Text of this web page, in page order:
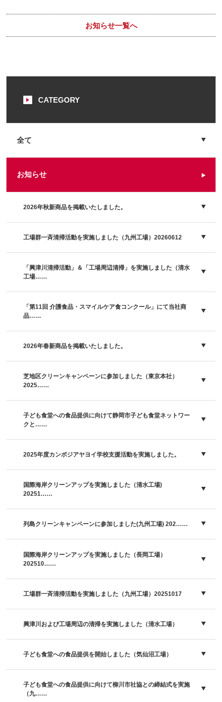
お知らせ一覧へ
CATEGORY
全て
お知らせ
2026年秋新商品を掲載いたしました。
工場群一斉清掃活動を実施しました（九州工場）20260612
「興津川清掃活動」＆「工場周辺清掃」を実施しました（清水
工場……
「第11回 介護食品・スマイルケア食コンクール」にて当社商
品……
2026年春新商品を掲載いたしました。
芝地区クリーンキャンペーンに参加しました（東京本社）
2025……
子ども食堂への食品提供に向けて静岡市子ども食堂ネットワー
クと……
2025年度カンボジアヤヨイ学校支援活動を実施しました。
国際海岸クリーンアップを実施しました（清水工場)
20251……
列島クリーンキャンペーンに参加しました(九州工場) 202……
国際海岸クリーンアップを実施しました（長岡工場）
202510……
工場群一斉清掃活動を実施しました（九州工場）20251017
興津川および工場周辺の清掃を実施しました（清水工場）
子ども食堂への食品提供を開始しました（気仙沼工場）
子ども食堂への食品提供に向けて柳川市社協との締結式を実施
（九……